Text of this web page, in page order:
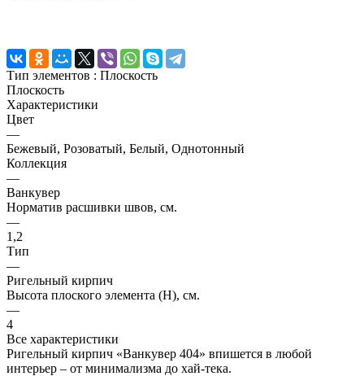
Тип элементов : Плоскость
Плоскость
Характеристики
Цвет
—
Бежевый, Розоватый, Белый, Однотонный
Коллекция
—
Ванкувер
Норматив расшивки швов, см.
—
1,2
Тип
—
Ригельный кирпич
Высота плоского элемента (H), см.
—
4
Все характеристики
Ригельный кирпич «Ванкувер 404» впишется в любой
интерьер – от минимализма до хай-тека.